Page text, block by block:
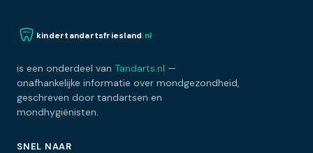
kindertandartsfriesland.nl
is een onderdeel van Tandarts.nl —
onafhankelijke informatie over mondgezondheid,
geschreven door tandartsen en
mondhygiënisten.
SNEL NAAR